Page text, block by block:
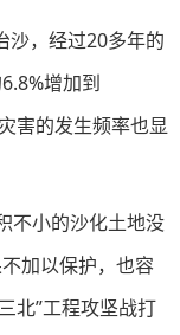
沙，经过20多年的
增加到
害的发生频率也显
不小的沙化土地没
加以保护，也容
北”工程攻坚战打